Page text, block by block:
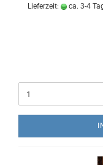
Lieferzeit: ca. 3-4